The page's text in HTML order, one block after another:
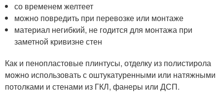
со временем желтеет
можно повредить при перевозке или монтаже
материал негибкий, не годится для монтажа при
заметной кривизне стен
Как и пенопластовые плинтусы, отделку из полистирола
можно использовать с оштукатуренными или натяжными
потолками и стенами из ГКЛ, фанеры или ДСП.